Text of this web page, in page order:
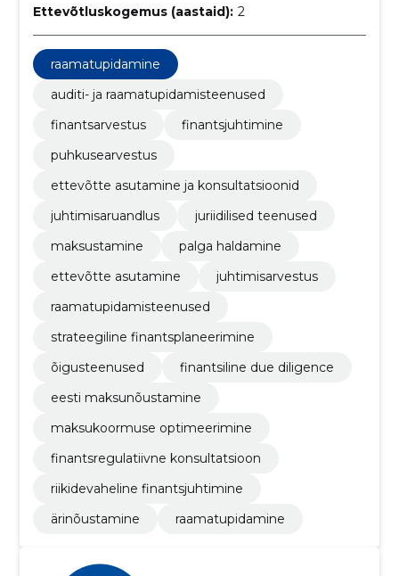
Ettevõtluskogemus (aastaid): 2
raamatupidamine
auditi- ja raamatupidamisteenused
finantsarvestus
finantsjuhtimine
puhkusearvestus
ettevõtte asutamine ja konsultatsioonid
juhtimisaruandlus
juriidilised teenused
maksustamine
palga haldamine
ettevõtte asutamine
juhtimisarvestus
raamatupidamisteenused
strateegiline finantsplaneerimine
õigusteenused
finantsiline due diligence
eesti maksunõustamine
maksukoormuse optimeerimine
finantsregulatiivne konsultatsioon
riikidevaheline finantsjuhtimine
ärinõustamine
raamatupidamine